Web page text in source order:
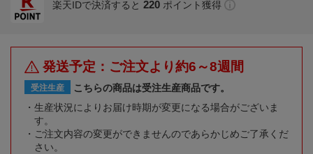
楽天IDで決済すると 220 ポイント獲得
発送予定：ご注文より約6～8週間
受注生産
こちらの商品は受注生産商品です。
生産状況によりお届け時期が変更になる場合がございま
す。
ご注文内容の変更ができませんのであらかじめご了承くだ
さい。